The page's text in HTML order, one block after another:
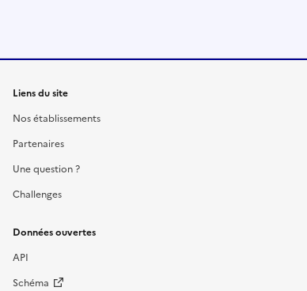
Liens du site
Nos établissements
Partenaires
Une question ?
Challenges
Données ouvertes
API
Schéma